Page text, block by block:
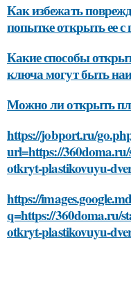
Как избежать
попытке открыть ее
Какие способы
ключа могут быть
Можно ли открыть
https://jobport.ru/
url=https://360doma.ru/
otkryt-plastikovuyu-
https://
q=https://360doma.ru/
otkryt-plastikovuyu-